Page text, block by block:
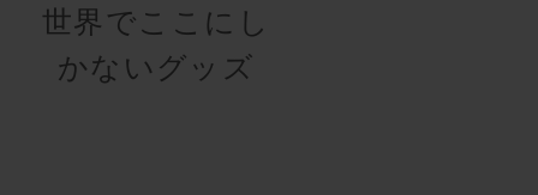
世界でここにし
かないグッズ